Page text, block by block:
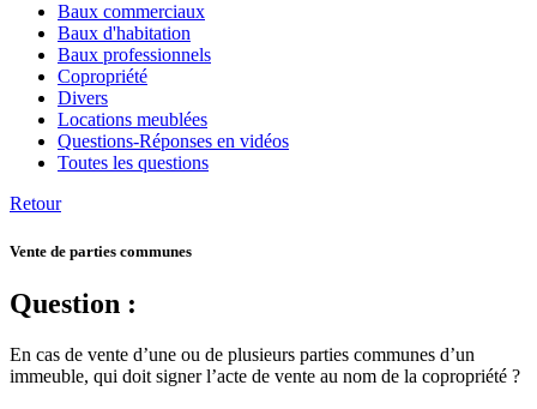
Baux commerciaux
Baux d'habitation
Baux professionnels
Copropriété
Divers
Locations meublées
Questions-Réponses en vidéos
Toutes les questions
Retour
Vente de parties communes
Question :
En cas de vente d’une ou de plusieurs parties communes d’un
immeuble, qui doit signer l’acte de vente au nom de la copropriété ?